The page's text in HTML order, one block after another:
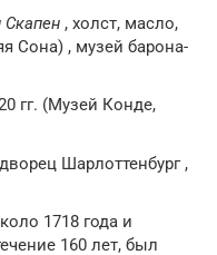
Скапен , холст, масло,
Сона) , музей барона-
гг. (Музей Конде,
Шарлоттенбург ,
1718 года и
160 лет, был